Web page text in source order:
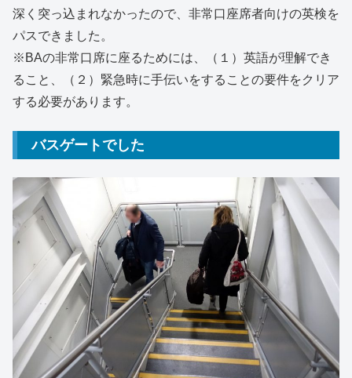
深く突っ込まれなかったので、非常口座席者向けの英検を
パスできました。
※BAの非常口席に座るためには、（１）英語が理解でき
ること、（２）緊急時に手伝いをすることの要件をクリア
する必要があります。
バスゲートでした